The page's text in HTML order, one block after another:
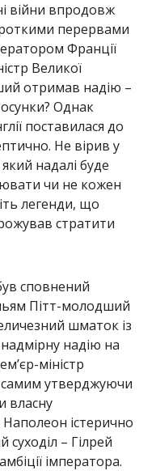
війни впродовж
перервами
Франції
Великої
отримав надію –
Однак
поставилася до
Не вірив у
надалі буде
чи не кожен
легенди, що
стратити
сповнений
Пітт-молодший
шматок із
надію на
міністр
самим утверджуючи
власну
Наполеон істерично
– Гілрей
імператора.